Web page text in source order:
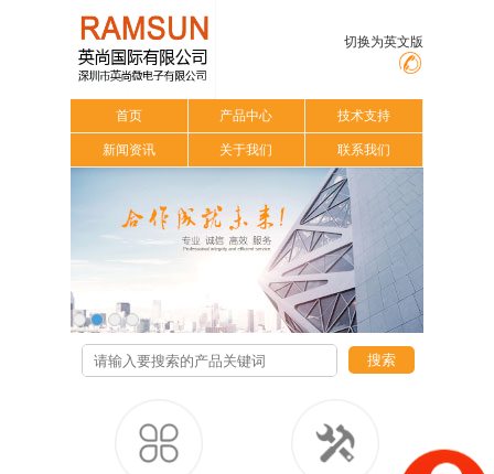
切换为英文版
首页 产品中心 技术支持
新闻资讯 关于我们 联系我们
搜索